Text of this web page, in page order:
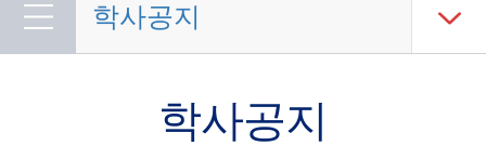
학사공지
학사공지